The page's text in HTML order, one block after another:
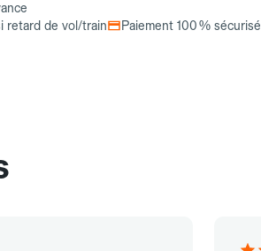
retard de vol/train
Paiement 100 % sécurisé